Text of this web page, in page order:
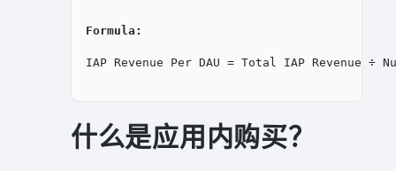
Formula:
IAP Revenue Per DAU = Total IAP Revenue ÷
什么是应用内购买？